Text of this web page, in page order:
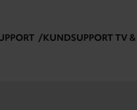
KUNDSUPPORT TV